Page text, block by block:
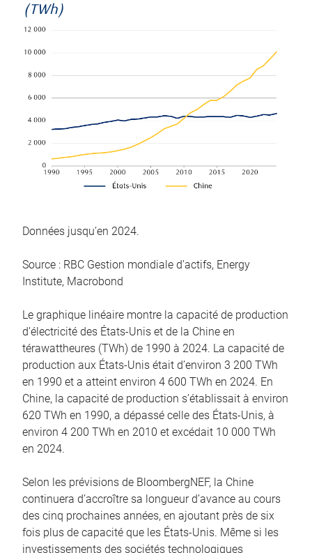
(TWh)
Données jusqu’en 2024.
Source : RBC Gestion mondiale d’actifs, Energy
Institute, Macrobond
Le graphique linéaire montre la capacité de production
d’électricité des États-Unis et de la Chine en
térawattheures (TWh) de 1990 à 2024. La capacité de
production aux États-Unis était d’environ 3 200 TWh
en 1990 et a atteint environ 4 600 TWh en 2024. En
Chine, la capacité de production s’établissait à environ
620 TWh en 1990, a dépassé celle des États-Unis, à
environ 4 200 TWh en 2010 et excédait 10 000 TWh
en 2024.
Selon les prévisions de BloombergNEF, la Chine
continuera d’accroître sa longueur d’avance au cours
des cinq prochaines années, en ajoutant près de six
fois plus de capacité que les États-Unis. Même si les
investissements des sociétés technologiques